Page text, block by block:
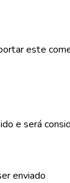
este
e será
enviado